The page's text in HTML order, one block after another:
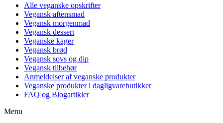
Alle veganske opskrifter
Vegansk aftensmad
Vegansk morgenmad
Vegansk dessert
Veganske kager
Vegansk brød
Vegansk sovs og dip
Vegansk tilbehør
Anmeldelser af veganske produkter
Veganske produkter i dagligvarebutikker
FAQ og Blogartikler
Menu